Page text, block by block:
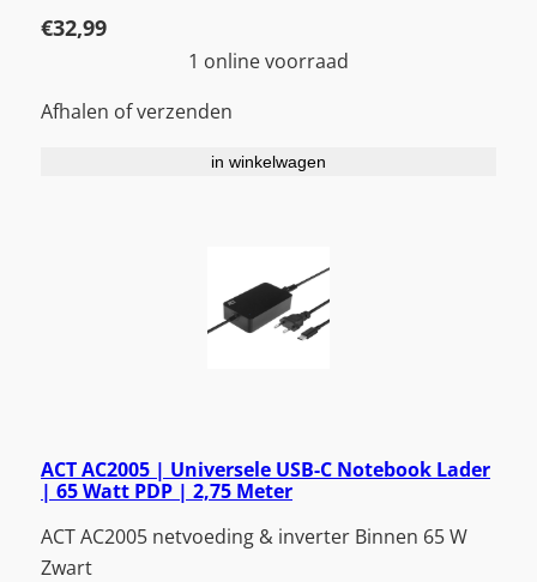
€32,99
1 online voorraad
Afhalen of verzenden
in winkelwagen
ACT AC2005 | Universele USB-C Notebook Lader
| 65 Watt PDP | 2,75 Meter
ACT AC2005 netvoeding & inverter Binnen 65 W
Zwart